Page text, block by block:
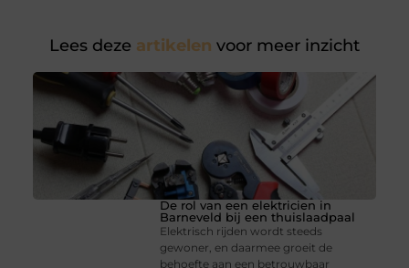
Lees deze artikelen voor meer inzicht
De rol van een elektricien in
Barneveld bij een thuislaadpaal
Elektrisch rijden wordt steeds
gewoner, en daarmee groeit de
behoefte aan een betrouwbaar